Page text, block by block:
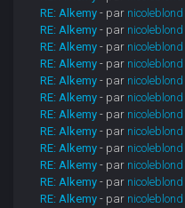
RE: Alkemy - par nicoleblond
RE: Alkemy - par nicoleblond
RE: Alkemy - par nicoleblond
RE: Alkemy - par nicoleblond
RE: Alkemy - par nicoleblond
RE: Alkemy - par nicoleblond
RE: Alkemy - par nicoleblond
RE: Alkemy - par nicoleblond
RE: Alkemy - par nicoleblond
RE: Alkemy - par nicoleblond
RE: Alkemy - par nicoleblond
RE: Alkemy - par nicoleblond